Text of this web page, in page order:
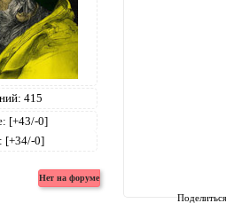
415
[+43/-0]
[+34/-0]